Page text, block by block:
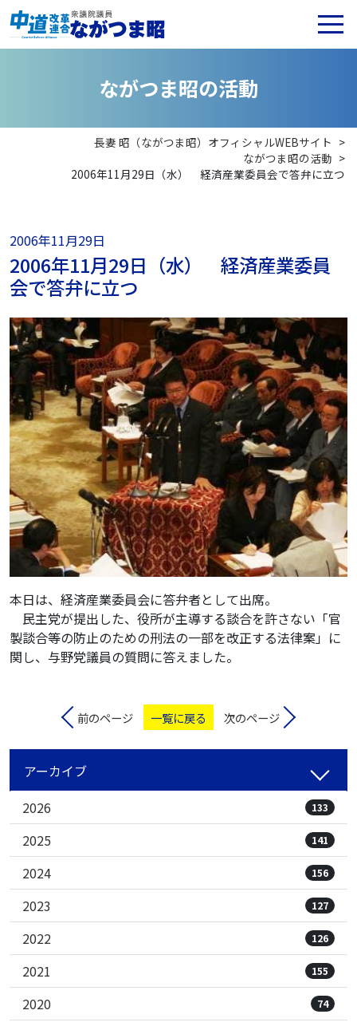
ながつま昭の活動
長妻 昭（ながつま昭）オフィシャルWEBサイト >
ながつま昭の活動 >
2006年11月29日（水） 経済産業委員会で答弁に立つ
2006年11月29日
2006年11月29日（水） 経済産業委員
会で答弁に立つ
本日は、経済産業委員会に答弁者として出席。
民主党が提出した、役所が主導する談合を許さない「官
製談合等の防止のための刑法の一部を改正する法律案」に
関し、与野党議員の質問に答えました。
前のページ 一覧に戻る 次のページ
アーカイブ
2026
133
2025 141
2024 156
2023 127
2022 126
2021 155
2020 74